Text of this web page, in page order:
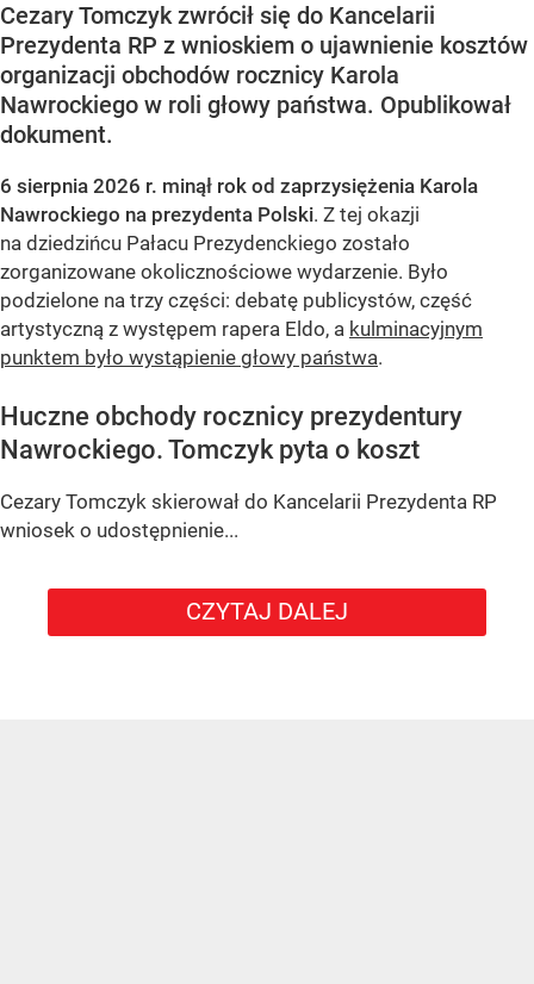
Cezary Tomczyk zwrócił się do Kancelarii
Prezydenta RP z wnioskiem o ujawnienie kosztów
organizacji obchodów rocznicy Karola
Nawrockiego w roli głowy państwa. Opublikował
dokument.
6 sierpnia 2026 r. minął rok od zaprzysiężenia Karola
Nawrockiego na prezydenta Polski. Z tej okazji
na dziedzińcu Pałacu Prezydenckiego zostało
zorganizowane okolicznościowe wydarzenie. Było
podzielone na trzy części: debatę publicystów, część
artystyczną z występem rapera Eldo, a kulminacyjnym
punktem było wystąpienie głowy państwa.
Huczne obchody rocznicy prezydentury
Nawrockiego. Tomczyk pyta o koszt
Cezary Tomczyk skierował do Kancelarii Prezydenta RP
wniosek o udostępnienie...
CZYTAJ DALEJ